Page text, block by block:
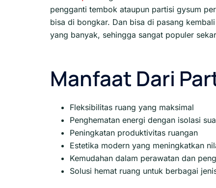
pengganti tembok ataupun partisi gysum
bisa di bongkar. Dan bisa di pasang
yang banyak, sehingga sangat populer
Manfaat Dari
Fleksibilitas ruang yang maksimal
Penghematan energi dengan isolasi
Peningkatan produktivitas ruangan
Estetika modern yang meningkatkan
Kemudahan dalam perawatan dan
Solusi hemat ruang untuk berbagai